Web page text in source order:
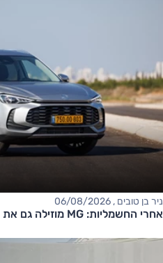
ניר בן טובים , 06/08/2026
אחרי החשמליות: MG מוזילה גם את ההיברידיות